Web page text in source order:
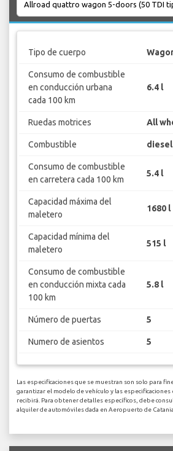
Tipo de cuerpo
Consumo de combustible
en conducción urbana
cada 100 km
6.4 l
Ruedas motrices All
Combustible diesel
Consumo de combustible
en carretera cada 100 km
5.4 l
Capacidad máxima del
maletero
1680 l
Capacidad mínima del
maletero
515 l
Consumo de combustible
en conducción mixta cada
100 km
5.8 l
Número de puertas 5
Numero de asientos 5
Las especificaciones que se muestran son solo para
garantizar el modelo de vehículo y las especificaciones
recibirá. Para obtener detalles específicos, debe
alquiler de automóviles dada en Aeropuerto de Catania.